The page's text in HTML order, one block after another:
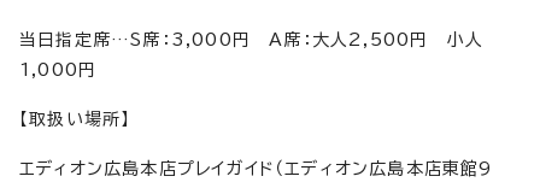
当日指定席…S席：3,000円 A席：大人2,500円 小人
1,000円
【取扱い場所】
エディオン広島本店プレイガイド（エディオン広島本店東館9